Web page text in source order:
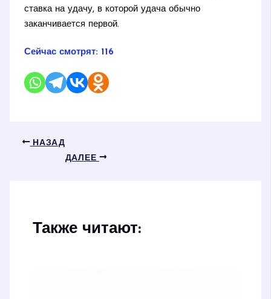
ставка на удачу, в которой удача обычно
заканчивается первой.
Сейчас смотрят: 116
НАЗАД
ДАЛЕЕ
Также читают: